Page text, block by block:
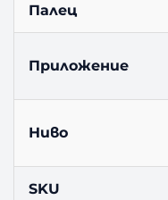
Палец
Приложение
Ниво
SKU